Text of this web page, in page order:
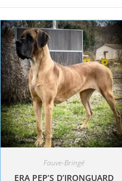
Fauve-Bringé
ERA PEP’S D’IRONGUARD